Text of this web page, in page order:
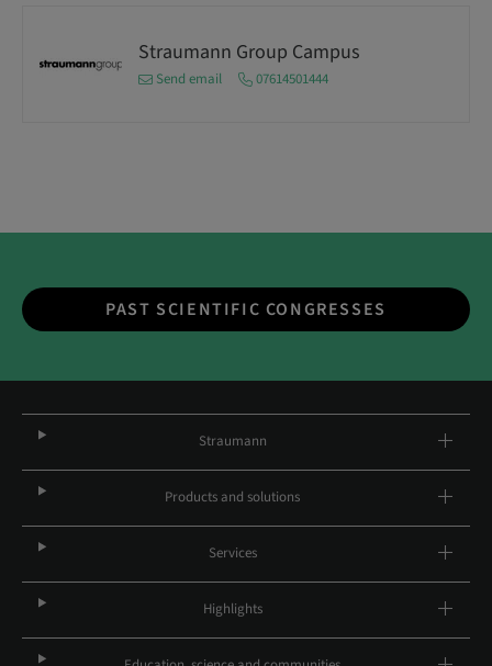
Straumann Group Campus
Send email 07614501444
PAST SCIENTIFIC CONGRESSES
Straumann
Products and solutions
Services
Highlights